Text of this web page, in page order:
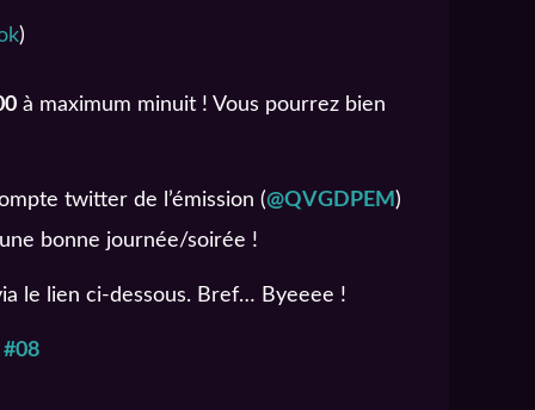
)
à maximum minuit ! Vous pourrez bien
twitter de l’émission (@QVGDPEM )
bonne journée/soirée !
le lien ci-dessous. Bref… Byeeee !
#08